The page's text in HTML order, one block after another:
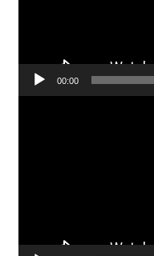
00:00